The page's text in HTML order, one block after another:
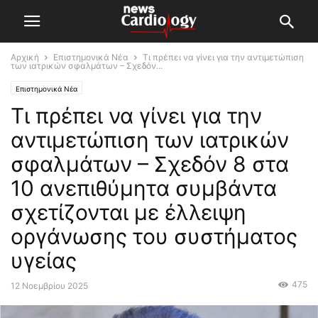
Αρχική Επιστημονικά Νέα
Τι πρέπει να γίνει για την αντιμετώπιση
των ιατρικών σφαλμάτων – Σχεδόν...
Επιστημονικά Νέα
Τι πρέπει να γίνει για την
αντιμετώπιση των ιατρικών
σφαλμάτων – Σχεδόν 8 στα
10 ανεπιθύμητα συμβάντα
σχετίζονται με έλλειψη
οργάνωσης του συστήματος
υγείας
12 Νοεμβρίου 2025 475